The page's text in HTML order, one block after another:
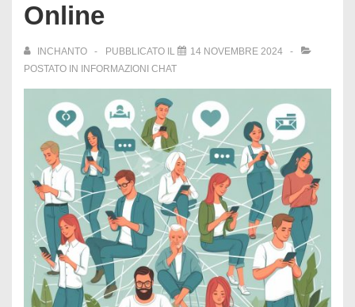
Online
INCHANTO PUBBLICATO IL
14 NOVEMBRE 2024
POSTATO IN
INFORMAZIONI CHAT